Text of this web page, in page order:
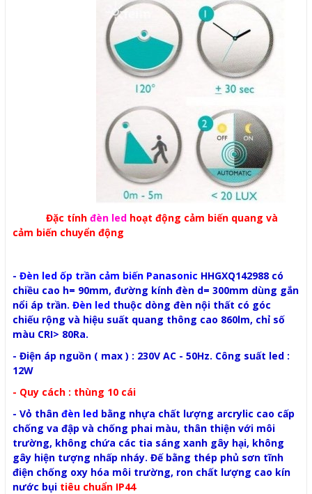
Đặc tính đèn led hoạt động cảm biến quang và
cảm biến chuyển động
- Đèn led ốp trần cảm biến Panasonic HHGXQ142988 có
chiều cao h= 90mm, đường kính đèn d= 300mm dùng gắn
nổi áp trần. Đèn led thuộc dòng đèn nội thất có góc
chiếu rộng và hiệu suất quang thông cao 860lm, chỉ số
màu CRI> 80Ra.
- Điện áp nguồn ( max ) : 230V AC - 50Hz. Công suất led :
12W
- Quy cách : thùng 10 cái
- Vỏ thân đèn led bằng nhựa chất lượng arcrylic cao cấp
chống va đập và chống phai màu, thân thiện với môi
trường, không chứa các tia sáng xanh gây hại, không
gây hiện tượng nhấp nháy. Đế bằng thép phủ sơn tĩnh
điện chống oxy hóa môi trường, ron chất lượng cao kín
nước bụi tiêu chuẩn IP44